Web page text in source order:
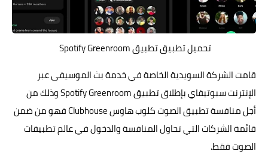
تحميل تطبيق تطبيق Spotify Greenroom
قامت الشركة السويدية الخاصة في خدمة بث الموسيفى عبر
الإنترنت سبوتيفاي بإطلاق تطبيق Spotify Greenroom وذلك من
أجل منافسة تطبيق الصوت كلوب هاوس Clubhouse فهو من ضمن
قائمة الشركات التي تحاول المنافسة والدخول في عالمتطبيقات
الصوت فقط.